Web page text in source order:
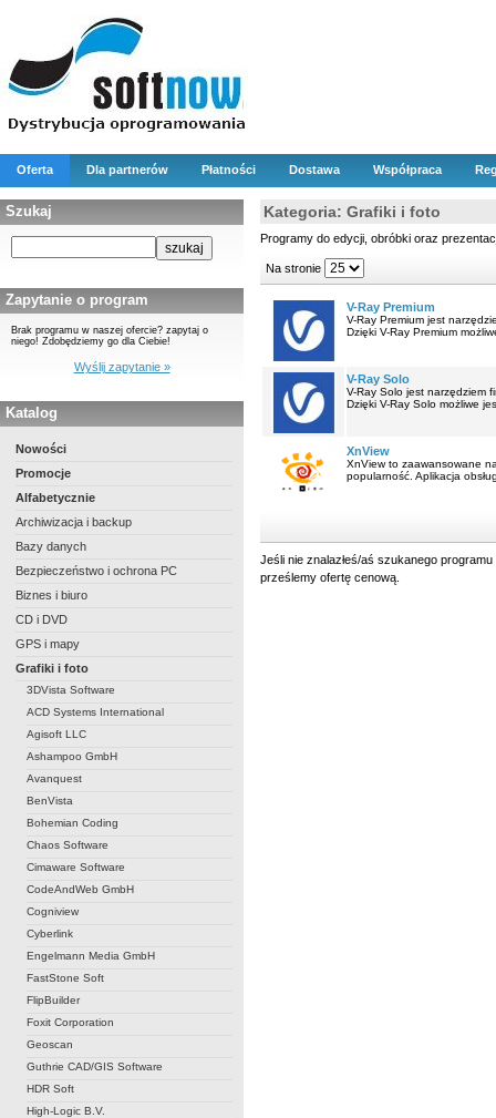
Oferta Dla partnerów Płatności Dostawa Współpraca
Szukaj
Zapytanie o program
Brak programu w naszej ofercie? zapytaj o
niego! Zdobędziemy go dla Ciebie!
Wyślij zapytanie »
Katalog
Nowości
Promocje
Alfabetycznie
Archiwizacja i backup
Bazy danych
Bezpieczeństwo i ochrona PC
Biznes i biuro
CD i DVD
GPS i mapy
Grafiki i foto
3DVista Software
ACD Systems International
Agisoft LLC
Ashampoo GmbH
Avanquest
BenVista
Bohemian Coding
Chaos Software
Cimaware Software
CodeAndWeb GmbH
Cogniview
Cyberlink
Engelmann Media GmbH
FastStone Soft
FlipBuilder
Foxit Corporation
Geoscan
Guthrie CAD/GIS Software
HDR Soft
High-Logic B.V.
Kategoria: Grafiki i foto
Programy do edycji, obróbki oraz
Na stronie
V-Ray Premium
V-Ray Premium jest
Dzięki V-Ray Premium
V-Ray Solo
V-Ray Solo jest narzędziem
Dzięki V-Ray Solo możliwe
XnView
XnView to zaawansowane
popularność. Aplikacja
Jeśli nie znalazłeś/aś szukanego
prześlemy ofertę cenową.